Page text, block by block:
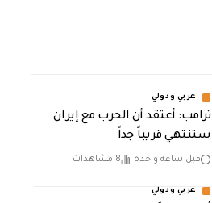
عربي ودولي
‏ترامب: أعتقد أن الحرب مع إيران
ستنتهي قريباً جداً
قبل ساعة واحدة 8 مشاهدات
عربي ودولي